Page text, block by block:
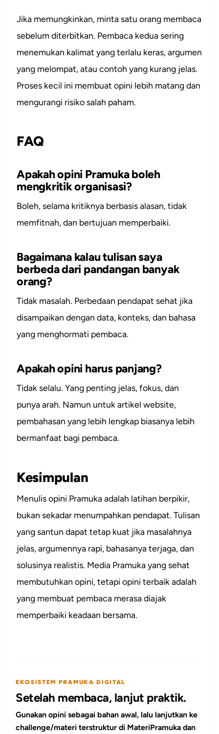
Jika memungkinkan, minta satu orang membaca
sebelum diterbitkan. Pembaca kedua sering
menemukan kalimat yang terlalu keras, argumen
yang melompat, atau contoh yang kurang jelas.
Proses kecil ini membuat opini lebih matang dan
mengurangi risiko salah paham.
FAQ
Apakah opini Pramuka boleh
mengkritik organisasi?
Boleh, selama kritiknya berbasis alasan, tidak
memfitnah, dan bertujuan memperbaiki.
Bagaimana kalau tulisan saya
berbeda dari pandangan banyak
orang?
Tidak masalah. Perbedaan pendapat sehat jika
disampaikan dengan data, konteks, dan bahasa
yang menghormati pembaca.
Apakah opini harus panjang?
Tidak selalu. Yang penting jelas, fokus, dan
punya arah. Namun untuk artikel website,
pembahasan yang lebih lengkap biasanya lebih
bermanfaat bagi pembaca.
Kesimpulan
Menulis opini Pramuka adalah latihan berpikir,
bukan sekadar menumpahkan pendapat. Tulisan
yang santun dapat tetap kuat jika masalahnya
jelas, argumennya rapi, bahasanya terjaga, dan
solusinya realistis. Media Pramuka yang sehat
membutuhkan opini, tetapi opini terbaik adalah
yang membuat pembaca merasa diajak
memperbaiki keadaan bersama.
EKOSISTEM PRAMUKA DIGITAL
Setelah membaca, lanjut praktik.
Gunakan opini sebagai bahan awal, lalu lanjutkan ke
challenge/materi terstruktur di MateriPramuka dan